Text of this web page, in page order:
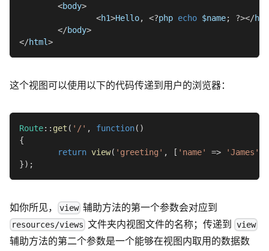
<body>
<h1>Hello, <?php echo $name; ?></h1
</body>
</html>
这个视图可以使用以下的代码传递到用户的浏览器：
Route:: get ( '/' , function( )
{
return view( 'greeting' , [ 'name' => 'James'
}) ;
如你所见， view 辅助方法的第一个参数会对应到
resources/views 文件夹内视图文件的名称；传递到 view
辅助方法的第二个参数是一个能够在视图内取用的数据数